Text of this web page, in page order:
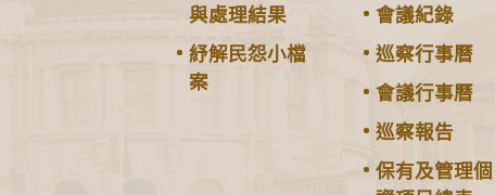
與處理結果
紓解民怨小檔
案
會議紀錄
巡察行事曆
會議行事曆
巡察報告
保有及管理個